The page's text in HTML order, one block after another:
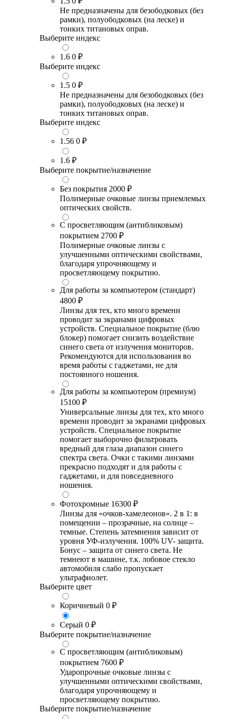
Не предназначены для безободковых (без
рамки), полуободковых (на леске) и
тонких титановых оправ.
Выберите индекс
1.6 0 ₽
Выберите индекс
1.5 0 ₽
Не предназначены для безободковых (без
рамки), полуободковых (на леске) и
тонких титановых оправ.
Выберите индекс
1.56 0 ₽
1.6 ₽
Выберите покрытие/назначение
Без покрытия 2000 ₽
Полимерные очковые линзы приемлемых
оптических свойств.
С просветляющим (антибликовым)
покрытием 2700 ₽
Полимерные очковые линзы с
улучшенными оптическими свойствами,
благодаря упрочняющему и
просветляющему покрытию.
Для работы за компьютером (стандарт)
4800 ₽
Линзы для тех, кто много времени
проводит за экранами цифровых
устройств. Специальное покрытие (блю
блокер) помогает снизить воздействие
синего света от излучения мониторов.
Рекомендуются для использования во
время работы с гаджетами, не для
постоянного ношения.
Для работы за компьютером (премиум)
15100 ₽
Универсальные линзы для тех, кто много
времени проводит за экранами цифровых
устройств. Специальное покрытие
помогает выборочно фильтровать
вредный для глаза диапазон синего
спектра света. Очки с такими линзами
прекрасно подходят и для работы с
гаджетами, и для повседневного
ношения.
Фотохромные 16300 ₽
Линзы для «очков-хамелеонов». 2 в 1: в
помещении – прозрачные, на солнце –
темные. Степень затемнения зависит от
уровня УФ-излучения. 100% UV- защита.
Бонус – защита от синего света. Не
темнеют в машине, т.к. лобовое стекло
автомобиля слабо пропускает
ультрафиолет.
Выберите цвет
Коричневый 0 ₽
Серый 0 ₽
Выберите покрытие/назначение
С просветляющим (антибликовым)
покрытием 7600 ₽
Ударопрочные очковые линзы с
улучшенными оптическими свойствами,
благодаря упрочняющему и
просветляющему покрытию.
Выберите покрытие/назначение